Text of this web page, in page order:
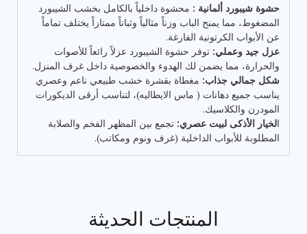
حشوة شيبورد ألمانية : محشوة داخلياً بالكامل بخشب الشيبورد
المضغوط، مما يمنح الباب وزناً مثالياً وثباتاً ممتازاً يختلف تماماً
عن الأبواب الكرتونية الفارغة.
عزل جيد وعملي: توفر حشوة الشيبورد عزلاً رائعاً للأصوات
والحرارة، مما يضمن لك الهدوء والخصوصية داخل غرف المنزل.
شكل جمالي جذاب: مغطاة بقشرة خشب طبيعي ناعم وعصري
يناسب جميع دهانات ( ماس الايطاليه)، لتناسب أرقى الديكورات
المودرن والكلاسيك.
الخيار الأذكى لبيت عصري: تجمع بين المظهر الفخم والصلابة
المطلوبة للأبواب الداخلية (غرف ونوم ومكاتب).
المنتجات الحديثة